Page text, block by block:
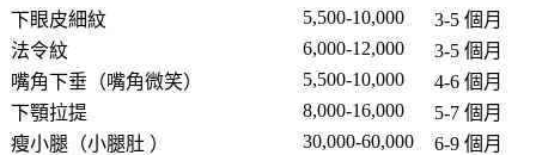
下眼皮細紋
5,500-10,000
3-5 個月
法令紋
6,000-12,000
3-5 個月
嘴角下垂（嘴角微笑）
5,500-10,000
4-6 個月
下顎拉提
8,000-16,000
5-7 個月
瘦小腿 （小腿肚 ） 30,000-60,000
6-9 個月